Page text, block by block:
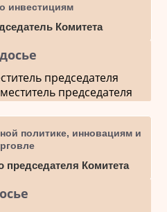
инвестициям
Комитета
председателя
председателя
политике, инновациям и
председателя Комитета